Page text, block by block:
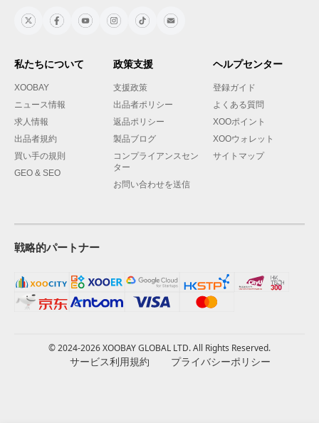
私たちについて
XOOBAY
ニュース情報
求人情報
出品者規約
買い手の規則
GEO & SEO
政策支援
支援政策
出品者ポリシー
返品ポリシー
製品ブログ
コンプライアンスセン
ター
お問い合わせを送信
ヘルプセンター
登録ガイド
よくある質問
XOOポイント
XOOウォレット
サイトマップ
戦略的パートナー
© 2024-2026 XOOBAY GLOBAL LTD. All Rights Reserved.
サービス利用規約 プライバシーポリシー